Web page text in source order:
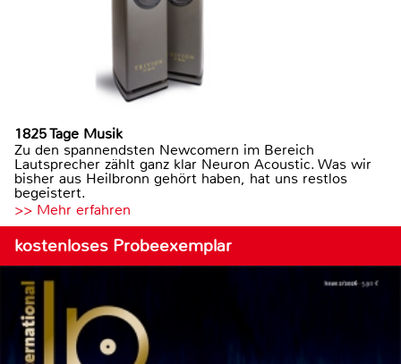
1825 Tage Musik
Zu den spannendsten Newcomern im Bereich
Lautsprecher zählt ganz klar Neuron Acoustic. Was wir
bisher aus Heilbronn gehört haben, hat uns restlos
begeistert.
>> Mehr erfahren
kostenloses Probeexemplar